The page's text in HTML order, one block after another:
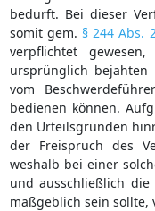
bedurft. Bei dieser
somit gem. § 244 Abs.
verpflichtet
ursprünglich bejahten
vom
bedienen können.
den Urteilsgründen
der Freispruch des
weshalb bei einer
und ausschließlich die
maßgeblich sein sollte,